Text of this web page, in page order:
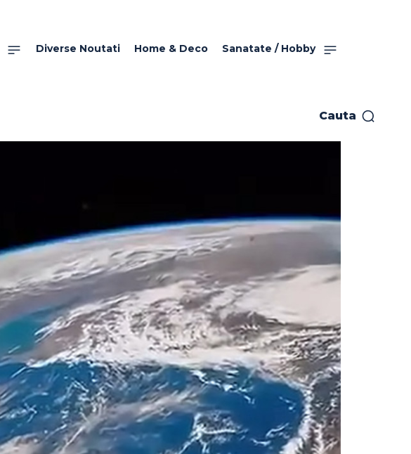
Diverse Noutati Home & Deco Sanatate / Hobby
Cauta